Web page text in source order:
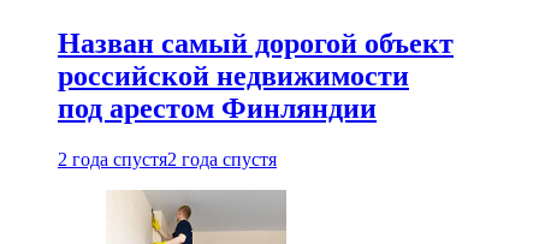
Назван самый дорогой объект
российской недвижимости
под арестом Финляндии
2 года спустя2 года спустя